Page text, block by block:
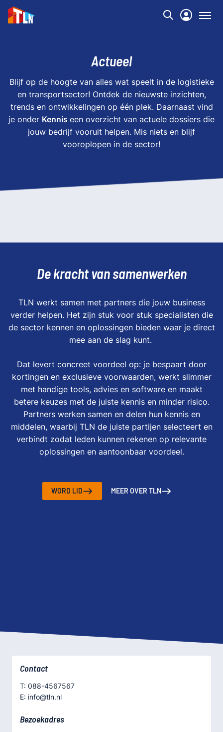
Actueel
Blijf op de hoogte van alles wat speelt in de logistieke
en transportsector! Ontdek de nieuwste inzichten,
trends en ontwikkelingen op één plek. Daarnaast vind
je onder Kennis een overzicht van actuele dossiers die
jouw bedrijf vooruit helpen. Mis niets en blijf
vooroplopen in de sector!
De kracht van samenwerken
TLN werkt samen met partners die jouw business
verder helpen. Het zijn stuk voor stuk specialisten die
de sector kennen en oplossingen bieden waar je direct
mee aan de slag kunt.
Dat levert concreet voordeel op: je bespaart door
kortingen en exclusieve voorwaarden, werkt slimmer
met handige tools, advies en software en maakt
betere keuzes met de juiste kennis en minder risico.
Partners werken samen en delen hun kennis en
middelen, waarbij TLN de juiste partijen selecteert en
verbindt zodat leden kunnen rekenen op relevante
oplossingen en aantoonbaar voordeel.
WORD LID MEER OVER TLN
Contact
T: 088-4567567
E: info@tln.nl
Bezoekadres